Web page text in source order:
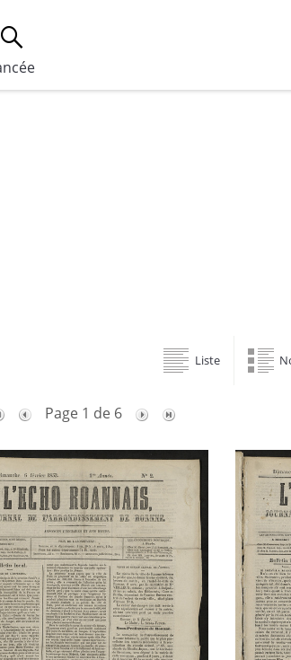
à des fins de statistiques d'audience,
Liste
Page 1 de 6